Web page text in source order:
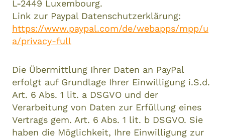
L-2449 Luxembourg.
Link zur Paypal Datenschutzerklärung:
https://www.paypal.com/de/webapps/mpp/u
a/privacy-full
Die Übermittlung Ihrer Daten an PayPal
erfolgt auf Grundlage Ihrer Einwilligung i.S.d.
Art. 6 Abs. 1 lit. a DSGVO und der
Verarbeitung von Daten zur Erfüllung eines
Vertrags gem. Art. 6 Abs. 1 lit. b DSGVO. Sie
haben die Möglichkeit, Ihre Einwilligung zur